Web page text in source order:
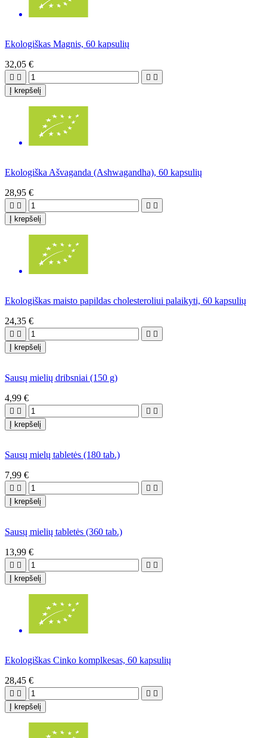
Ekologiškas Magnis, 60 kapsulių
32,05 €
   
Į krepšelį
Ekologiška Ašvaganda (Ashwagandha), 60 kapsulių
28,95 €
   
Į krepšelį
Ekologiškas maisto papildas cholesteroliui palaikyti, 60 kapsulių
24,35 €
   
Į krepšelį
Sausų mielių dribsniai (150 g)
4,99 €
   
Į krepšelį
Sausų mielų tabletės (180 tab.)
7,99 €
   
Į krepšelį
Sausų mielių tabletės (360 tab.)
13,99 €
   
Į krepšelį
Ekologiškas Cinko komplkesas, 60 kapsulių
28,45 €
   
Į krepšelį